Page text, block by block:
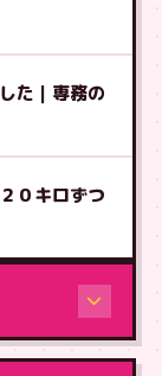
た｜専務の
０キロずつ